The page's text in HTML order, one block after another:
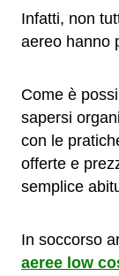
Infatti, non
aereo hanno
Come è
sapersi
con le
offerte e
semplice
In soccorso
aeree low